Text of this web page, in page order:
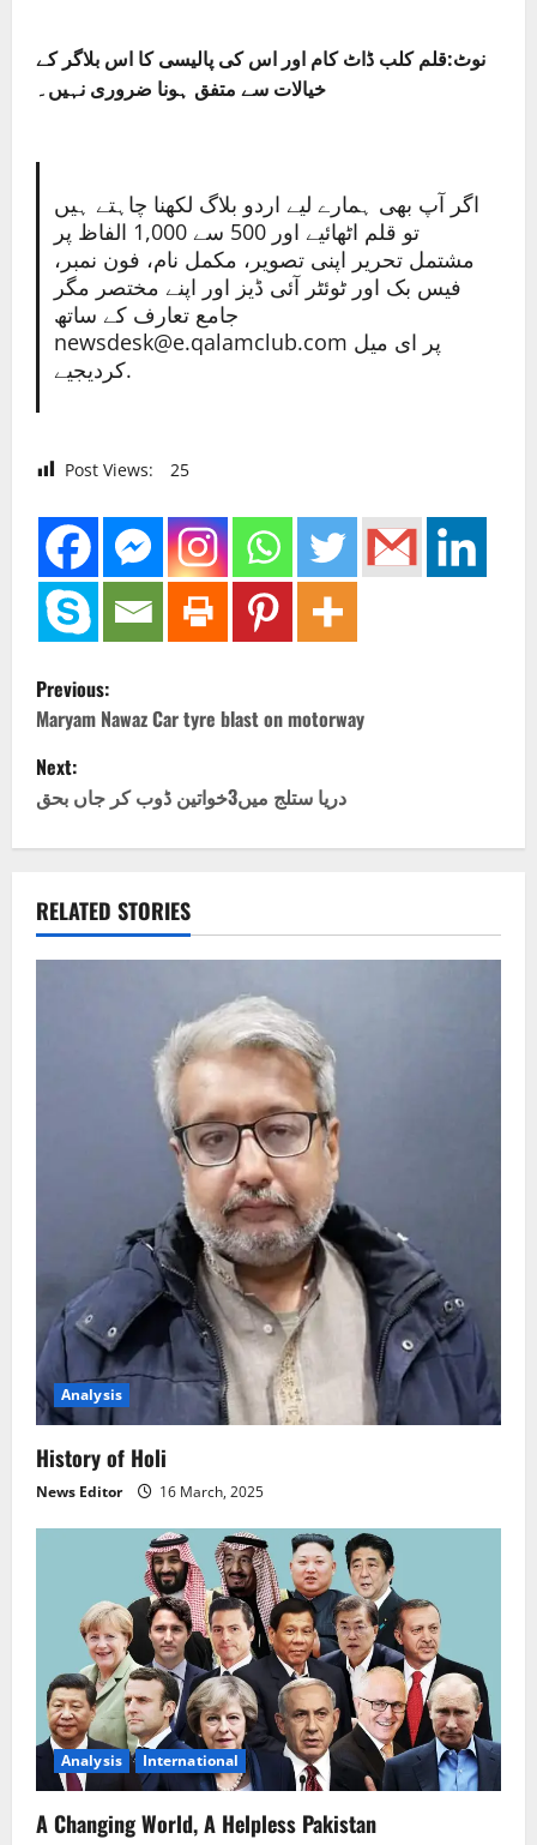
نوٹ:قلم کلب ڈاٹ کام اور اس کی پالیسی کا اس بلاگر کے
خیالات سے متفق ہونا ضروری نہیں۔
اگر آپ بھی ہمارے لیے اردو بلاگ لکھنا چاہتے ہیں
تو قلم اٹھائیے اور 500 سے 1,000 الفاظ پر
مشتمل تحریر اپنی تصویر، مکمل نام، فون نمبر،
فیس بک اور ٹوئٹر آئی ڈیز اور اپنے مختصر مگر
جامع تعارف کے ساتھ
newsdesk@e.qalamclub.com پر ای میل
کردیجیے.
Post Views: 25
P
o
s
a
o
n
Previous:
Maryam Nawaz Car tyre blast on motorway
Next:
دریا ستلج میں3خواتین ڈوب کر جاں بحق
RELATED STORIES
Analysis
History of Holi
News Editor 16 March, 2025
Analysis International
A Changing World, A Helpless Pakistan